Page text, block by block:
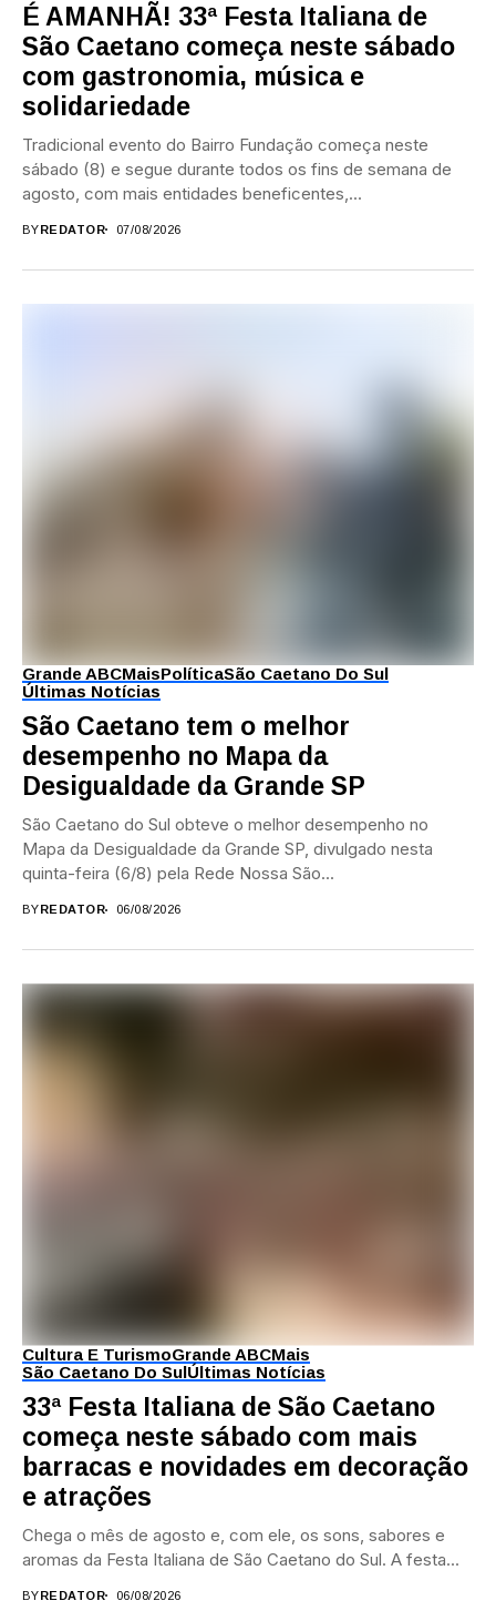
É AMANHÃ! 33ª Festa Italiana de
São Caetano começa neste sábado
com gastronomia, música e
solidariedade
Tradicional evento do Bairro Fundação começa neste
sábado (8) e segue durante todos os fins de semana de
agosto, com mais entidades beneficentes,...
BYREDATOR 07/08/2026
Grande ABCMaisPolíticaSão Caetano Do Sul
Últimas Notícias
São Caetano tem o melhor
desempenho no Mapa da
Desigualdade da Grande SP
São Caetano do Sul obteve o melhor desempenho no
Mapa da Desigualdade da Grande SP, divulgado nesta
quinta-feira (6/8) pela Rede Nossa São...
BYREDATOR 06/08/2026
Cultura E TurismoGrande ABCMais
São Caetano Do SulÚltimas Notícias
33ª Festa Italiana de São Caetano
começa neste sábado com mais
barracas e novidades em decoração
e atrações
Chega o mês de agosto e, com ele, os sons, sabores e
aromas da Festa Italiana de São Caetano do Sul. A festa...
BYREDATOR 06/08/2026